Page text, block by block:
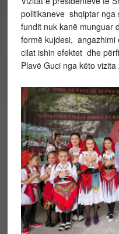
politikaneve shqiptar nga
fundit nuk kanë munguar
formë kujdesi, angazhimi
cilat ishin efektet dhe
Plavë Guci nga këto